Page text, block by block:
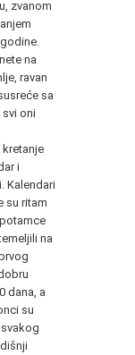
zvanom
na
ravan
sa
oni
i
Kalendari
su ritam
na
dana, a
su